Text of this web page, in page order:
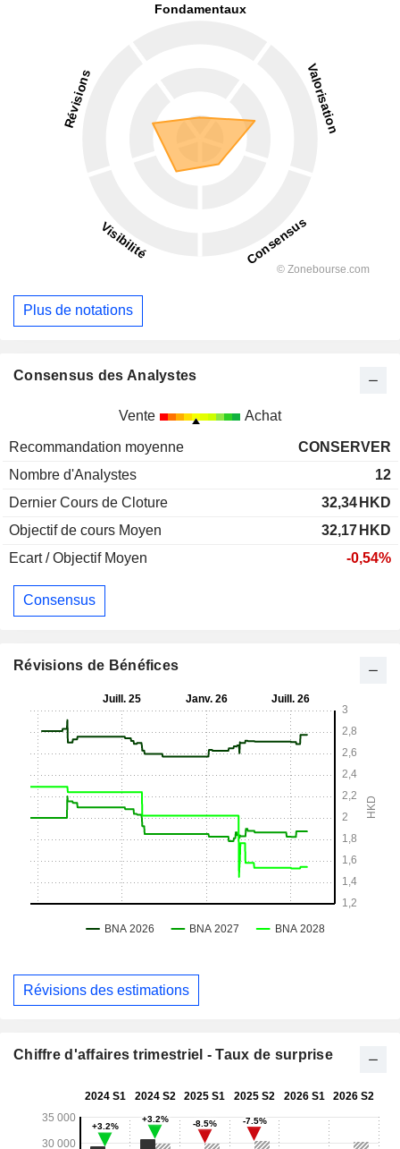
Plus de notations
Consensus des Analystes
Vente Achat
Recommandation moyenne
CONSERVER
Nombre d'Analystes
12
Dernier Cours de Cloture
32,34 HKD
Objectif de cours Moyen
32,17 HKD
Ecart / Objectif Moyen
-0,54%
Consensus
Révisions de Bénéfices
Révisions des estimations
Chiffre d'affaires trimestriel - Taux de surprise